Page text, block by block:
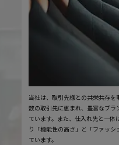
当社は、取引先様との共栄共存
数の取引先に恵まれ、豊富なブ
ています。また、仕入れ先と一
り「機能性の高さ」と「ファッ
ています。